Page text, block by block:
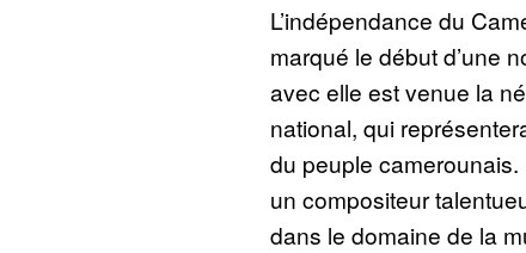
L’indépendance du
marqué le début d’une
avec elle est venue la
national, qui
du peuple
un compositeur
dans le domaine de la